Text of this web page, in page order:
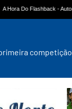
estadual